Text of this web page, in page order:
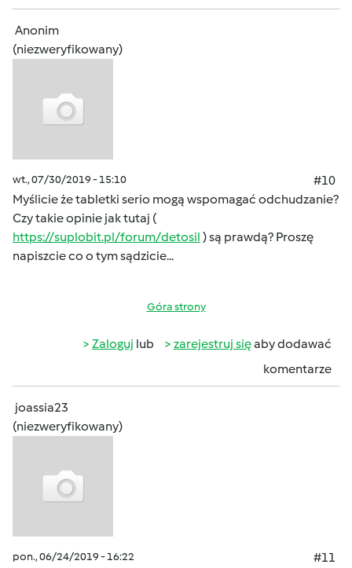
Anonim
(niezweryfikowany)
wt., 07/30/2019 - 15:10
#10
Myślicie że tabletki serio mogą wspomagać odchudzanie?
Czy takie opinie jak tutaj (
https://suplobit.pl/forum/detosil ) są prawdą? Proszę
napiszcie co o tym sądzicie...
Góra strony
Zaloguj lub zarejestruj sięaby dodawać
komentarze
joassia23
(niezweryfikowany)
pon., 06/24/2019 - 16:22
#11